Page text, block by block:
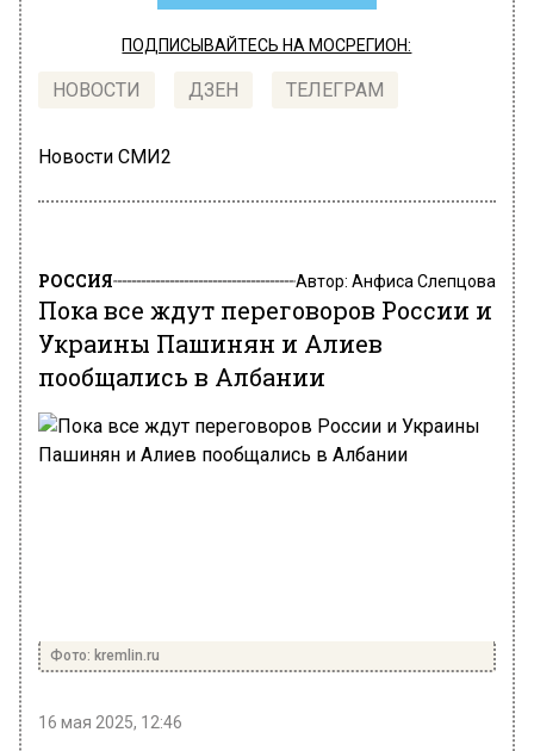
ПОДПИСЫВАЙТЕСЬ НА МОСРЕГИОН:
НОВОСТИ ДЗЕН ТЕЛЕГРАМ
Новости СМИ2
РОССИЯ Автор: Анфиса Слепцова
Пока все ждут переговоров России и
Украины Пашинян и Алиев
пообщались в Албании
Фото: kremlin.ru
16 мая 2025, 12:46